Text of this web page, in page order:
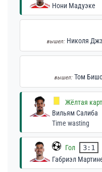
Нони Мадуэке
вышел: Николя
вышел: Том
Жёлтая
Вильям Салиба
Time wasting
Гол 3:1
Габриэл